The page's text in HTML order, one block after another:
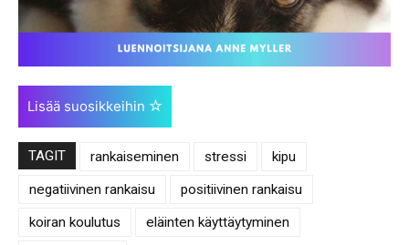
Lisää suosikkeihin
TAGIT rankaiseminen stressi
kipu
negatiivinen rankaisu
positiivinen rankaisu
koiran koulutus
eläinten käyttäytyminen